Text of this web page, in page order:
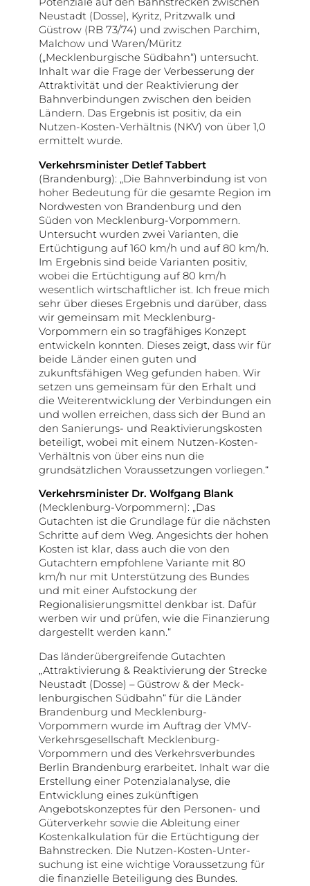
Neustadt (Dosse), Kyritz, Pritzwalk und
Güstrow (RB 73/74) und zwischen Parchim,
Malchow und Waren/Müritz
(„Mecklenburgische Südbahn“) untersucht.
Inhalt war die Frage der Verbesserung der
Attraktivität und der Reaktivierung der
Bahnverbindungen zwischen den beiden
Ländern. Das Ergebnis ist positiv, da ein
Nutzen-Kosten-Verhältnis (NKV) von über 1,0
ermittelt wurde.
Verkehrsminister Detlef Tabbert
(Brandenburg): „Die Bahn­verbindung ist von
hoher Bedeutung für die gesamte Region im
Nordwesten von Brandenburg und den
Süden von Meck­lenburg-Vorpommern.
Untersucht wurden zwei Varianten, die
Ertüchtigung auf 160 km/h und auf 80 km/h.
Im Ergebnis sind beide Varianten positiv,
wobei die Ertüchtigung auf 80 km/h
wesentlich wirtschaftlicher ist. Ich freue mich
sehr über dieses Ergebnis und darüber, dass
wir gemeinsam mit Mecklenburg-
Vorpommern ein so tragfähiges Konzept
entwickeln konnten. Dieses zeigt, dass wir für
beide Länder einen guten und
zukunftsfähigen Weg gefunden haben. Wir
setzen uns gemeinsam für den Erhalt und
die Weiterentwicklung der Verbindungen ein
und wollen erreichen, dass sich der Bund an
den Sanierungs- und Reaktivierungskosten
beteiligt, wobei mit einem Nutzen-Kosten-
Verhältnis von über eins nun die
grundsätzlichen Voraussetzungen vorliegen.“
Verkehrsminister Dr. Wolfgang Blank
(Mecklenburg-Vorpom­mern): „Das
Gutachten ist die Grundlage für die nächsten
Schritte auf dem Weg. Angesichts der hohen
Kosten ist klar, dass auch die von den
Gutachtern empfohlene Variante mit 80
km/h nur mit Unterstützung des Bundes
und mit einer Aufstockung der
Regionalisierungsmittel denkbar ist. Dafür
werben wir und prüfen, wie die Finanzierung
dargestellt werden kann.“
Das länderübergreifende Gutachten
„Attraktivierung & Reakti­vierung der Strecke
Neustadt (Dosse) – Güstrow & der Meck­
lenburgischen Südbahn“ für die Länder
Brandenburg und Mecklenburg-
Vorpommern wurde im Auftrag der VMV-
Verkehrs­gesellschaft Mecklenburg-
Vorpommern und des Verkehrs­verbundes
Berlin Brandenburg erarbeitet. Inhalt war die
Erstellung einer Potenzialanalyse, die
Entwicklung eines zukünftigen
Angebotskonzeptes für den Personen- und
Güter­verkehr sowie die Ableitung einer
Kostenkalkulation für die Ertüchtigung der
Bahnstrecken. Die Nutzen-Kosten-Unter­
suchung ist eine wichtige Voraussetzung für
die finanzielle Beteiligung des Bundes.